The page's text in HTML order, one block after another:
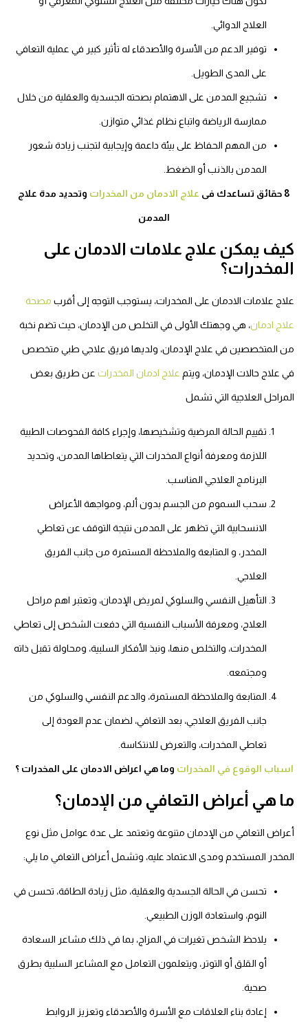
العلاج الدوائي.
توفير الدعم من الأسرة والأصدقاء له تأثير كبير في عملية التعافي
على المدى الطويل.
تشجيع المدمن على الاهتمام بصحته الجسدية والعقلية من خلال
ممارسة الرياضة واتباع نظام غذائي متوازن.
من المهم الحفاظ على بيئة داعمة وإيجابية لتجنب زيادة شعور
المدمن بالذنب أو الضغط.
8 حقائق تساعدك فى علاج الادمان من المخدرات وتحديد مدة علاج
المدمن
كيف يمكن علاج علامات الادمان على
المخدرات؟
علاج علامات الادمان على المخدرات، يستوجب التوجه إلى أقرب مصحة
علاج ادمان، هي وجهتك الأولى في التخلص من الإدمان، حيث تضم نخبة
من المتخصصين في علاج الإدمان، ولديها فريق علاجي طبي متخصص
في علاج حالات الإدمان، ويتم علاج ادمان المخدرات عن طريق بعض
المراحل العلاجية التي تشمل
تقييم الحالة المرضية وتشخيصها، وإجراء كافة الفحوصات الطبية
اللازمة ومعرفة أنواع المخدرات التي يتعاطاها المدمن، وتحديد
البرنامج العلاجي المناسب.
سحب السموم من الجسم بدون ألم، ومواجهة الأعراض
الانسحابية التي تظهر على المدمن نتيجة التوقف عن تعاطي
المخدر، و المتابعة والملاحظة المستمرة من جانب الفريق
العلاجي.
التأهيل النفسي والسلوكي لمريض الإدمان، وتعتبر اهم مراحل
العلاج، ومعرفة الأسباب النفسية التي دفعت الشخص إلى تعاطي
المخدرات، والتخلص منها، ونبذ الأفكار السلبية، ومحاولة تقبل ذاته
ومجتمعه.
المتابعة والملاحظة المستمرة، والدعم النفسي والسلوكي من
جانب الفريق العلاجي، بعد التعافي، لضمان عدم العودة إلى
تعاطي المخدرات، والتعرض للانتكاسة.
اسباب الوقوع في المخدرات وما هي اعراض الادمان على المخدرات ؟
ما هي أعراض التعافي من الإدمان؟
أعراض التعافي من الإدمان متنوعة وتعتمد على عدة عوامل مثل نوع
المخدر المستخدم ومدى الاعتماد عليه، وتشمل أعراض التعافي ما يلي:
تحسن في الحالة الجسدية والعقلية، مثل زيادة الطاقة، تحسن في
النوم، واستعادة الوزن الطبيعي.
يلاحظ الشخص تغيرات في المزاج، بما في ذلك مشاعر السعادة
أو القلق أو التوتر، ويتعلمون التعامل مع المشاعر السلبية بطرق
صحية.
إعادة بناء العلاقات مع الأسرة والأصدقاء وتعزيز الروابط